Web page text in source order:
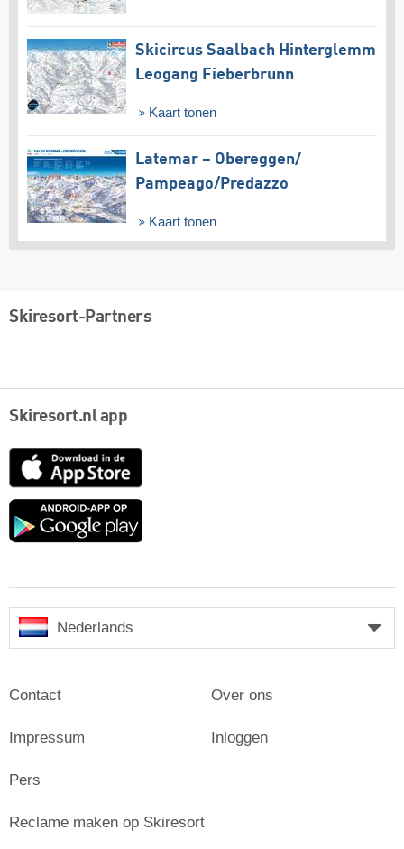
Skicircus Saalbach Hinterglemm
Leogang Fieberbrunn
Kaart tonen
Latemar – Obereggen/​
Pampeago/​Predazzo
Kaart tonen
Skiresort-Partners
Skiresort.nl app
App
Google
Nederlands
Contact
Impressum
Pers
Over ons
Inloggen
Reclame maken op Skiresort